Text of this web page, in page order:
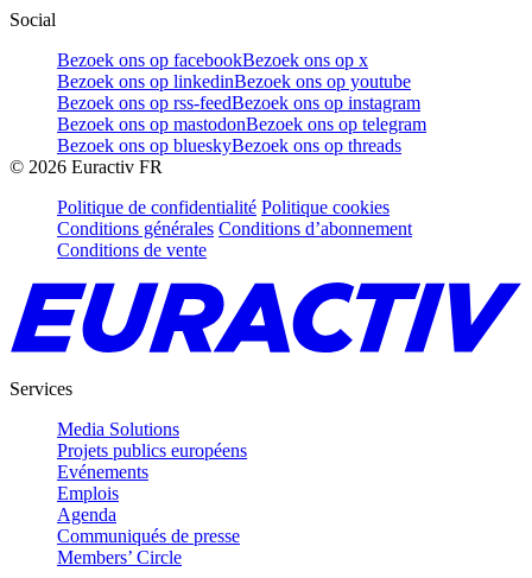
Social
Bezoek ons op facebookBezoek ons op x
Bezoek ons op linkedinBezoek ons op youtube
Bezoek ons op rss-feedBezoek ons op instagram
Bezoek ons op mastodonBezoek ons op telegram
Bezoek ons op blueskyBezoek ons op threads
© 2026 Euractiv FR
Politique de confidentialité Politique cookies
Conditions générales Conditions d’abonnement
Conditions de vente
Services
Media Solutions
Projets publics européens
Evénements
Emplois
Agenda
Communiqués de presse
Members’ Circle